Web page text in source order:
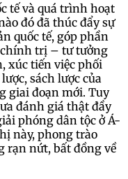
tế và quá trình hoạt
đó đã thúc đẩy sự
quốc tế, góp phần
chính trị – tư tưởng
xúc tiến việc phối
sách lược của
giai đoạn mới. Tuy
đánh giá thật đầy
phóng dân tộc ở Á-
này, phong trào
rạn nứt, bất đồng về